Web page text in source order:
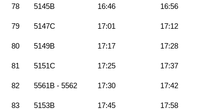
78 5145B 16:46 16:56
79 5147C 17:01 17:12
80 5149B 17:17 17:28
81 5151C 17:25 17:37
82 5561B - 5562 17:30 17:42
83 5153B 17:45 17:58